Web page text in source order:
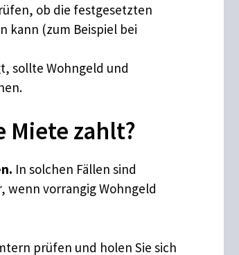
ob die festgesetzten
kann (zum Beispiel bei
sollte Wohngeld und
Miete zahlt?
In solchen Fällen sind
wenn vorrangig Wohngeld
prüfen und holen Sie sich